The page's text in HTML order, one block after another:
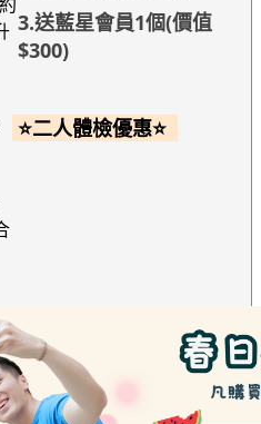
3.送藍星會員1個(價值
$300)
⭐二人體檢優惠⭐